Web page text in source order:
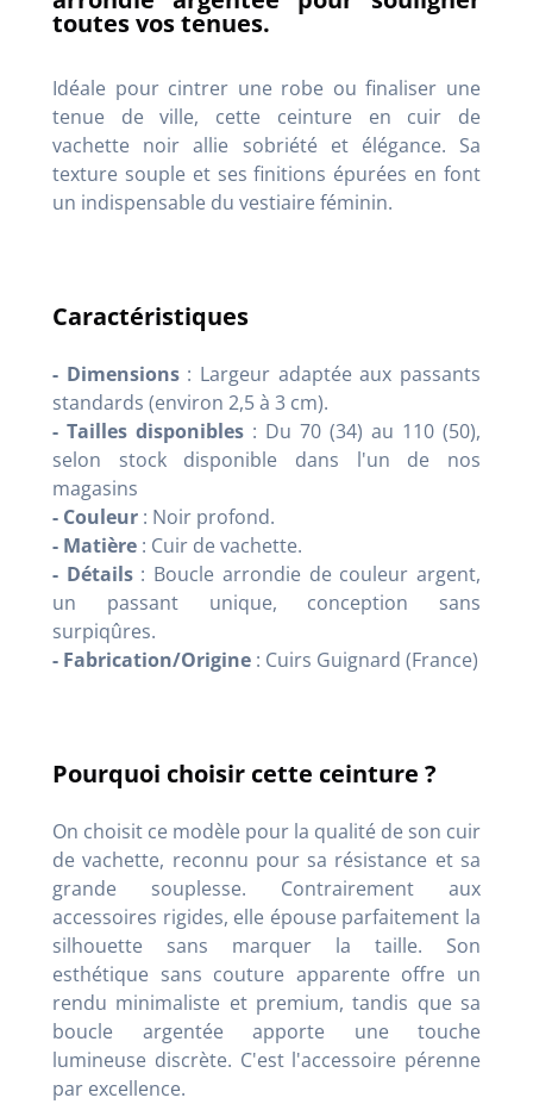
toutes vos tenues.
Idéale pour cintrer une robe ou finaliser une
tenue de ville, cette ceinture en cuir de
vachette noir allie sobriété et élégance. Sa
texture souple et ses finitions épurées en font
un indispensable du vestiaire féminin.
Caractéristiques
- Dimensions: Largeur adaptée aux passants
standards (environ 2,5 à 3 cm).
- Tailles disponibles : Du 70 (34) au 110 (50),
selon stock disponible dans l'un de nos
magasins
- Couleur : Noir profond.
- Matière : Cuir de vachette.
- Détails: Boucle arrondie de couleur argent,
un passant unique, conception sans
surpiqûres.
- Fabrication/Origine : Cuirs Guignard (France)
Pourquoi choisir cette ceinture ?
On choisit ce modèle pour la qualité de son cuir
de vachette, reconnu pour sa résistance et sa
grande souplesse. Contrairement aux
accessoires rigides, elle épouse parfaitement la
silhouette sans marquer la taille. Son
esthétique sans couture apparente offre un
rendu minimaliste et premium, tandis que sa
boucle argentée apporte une touche
lumineuse discrète. C'est l'accessoire pérenne
par excellence.